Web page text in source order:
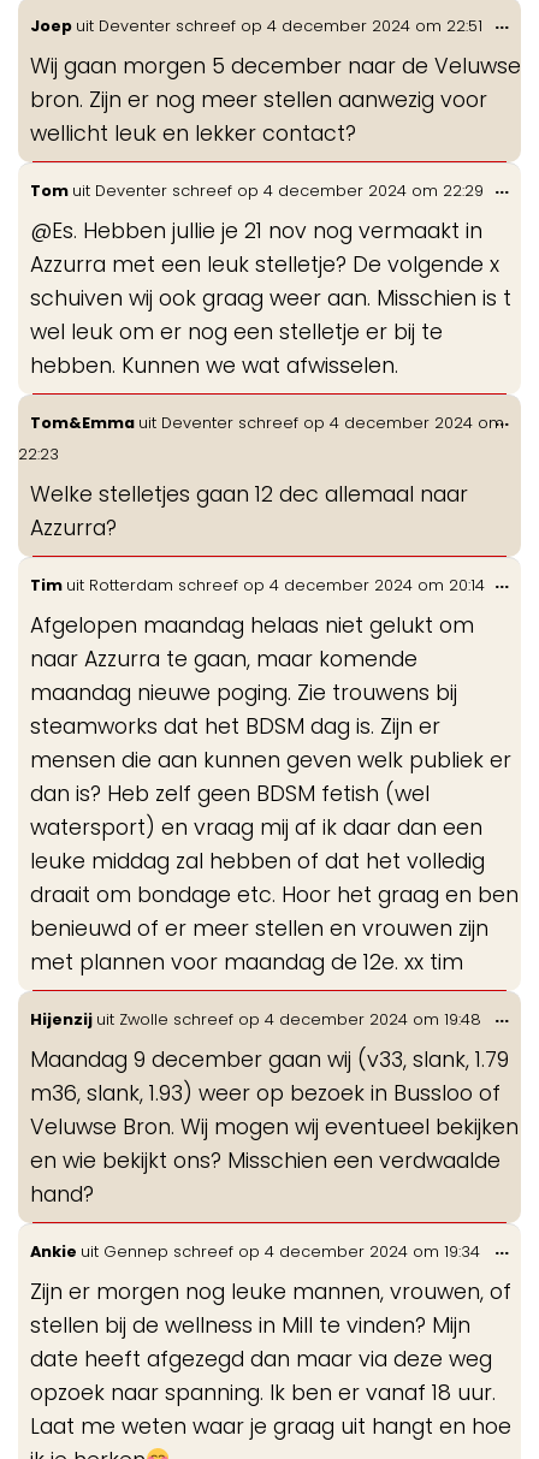
Joep uit Deventer schreef op 4 december 2024 om 22:51
Wij gaan morgen 5 december naar de Veluwse
bron. Zijn er nog meer stellen aanwezig voor
wellicht leuk en lekker contact?
...
Tom uit Deventer schreef op 4 december 2024 om 22:29
@Es. Hebben jullie je 21 nov nog vermaakt in
Azzurra met een leuk stelletje? De volgende x
schuiven wij ook graag weer aan. Misschien is t
wel leuk om er nog een stelletje er bij te
hebben. Kunnen we wat afwisselen.
...
Tom&Emma uit Deventer schreef op 4 december 2024 om
22:23
Welke stelletjes gaan 12 dec allemaal naar
Azzurra?
...
Tim uit Rotterdam schreef op 4 december 2024 om 20:14
Afgelopen maandag helaas niet gelukt om
naar Azzurra te gaan, maar komende
maandag nieuwe poging. Zie trouwens bij
steamworks dat het BDSM dag is. Zijn er
mensen die aan kunnen geven welk publiek er
dan is? Heb zelf geen BDSM fetish (wel
watersport) en vraag mij af ik daar dan een
leuke middag zal hebben of dat het volledig
draait om bondage etc. Hoor het graag en ben
benieuwd of er meer stellen en vrouwen zijn
met plannen voor maandag de 12e. xx tim
...
Hijenzij uit Zwolle schreef op 4 december 2024 om 19:48
Maandag 9 december gaan wij (v33, slank, 1.79
m36, slank, 1.93) weer op bezoek in Bussloo of
Veluwse Bron. Wij mogen wij eventueel bekijken
en wie bekijkt ons? Misschien een verdwaalde
hand?
...
Ankie uit Gennep schreef op 4 december 2024 om 19:34
Zijn er morgen nog leuke mannen, vrouwen, of
stellen bij de wellness in Mill te vinden? Mijn
date heeft afgezegd dan maar via deze weg
opzoek naar spanning. Ik ben er vanaf 18 uur.
Laat me weten waar je graag uit hangt en hoe
...